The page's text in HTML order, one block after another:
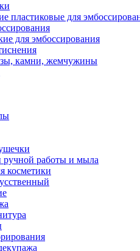
пластиковые для
для эмбоссирования
камни, жемчужины
ручной работы и мыла
косметики